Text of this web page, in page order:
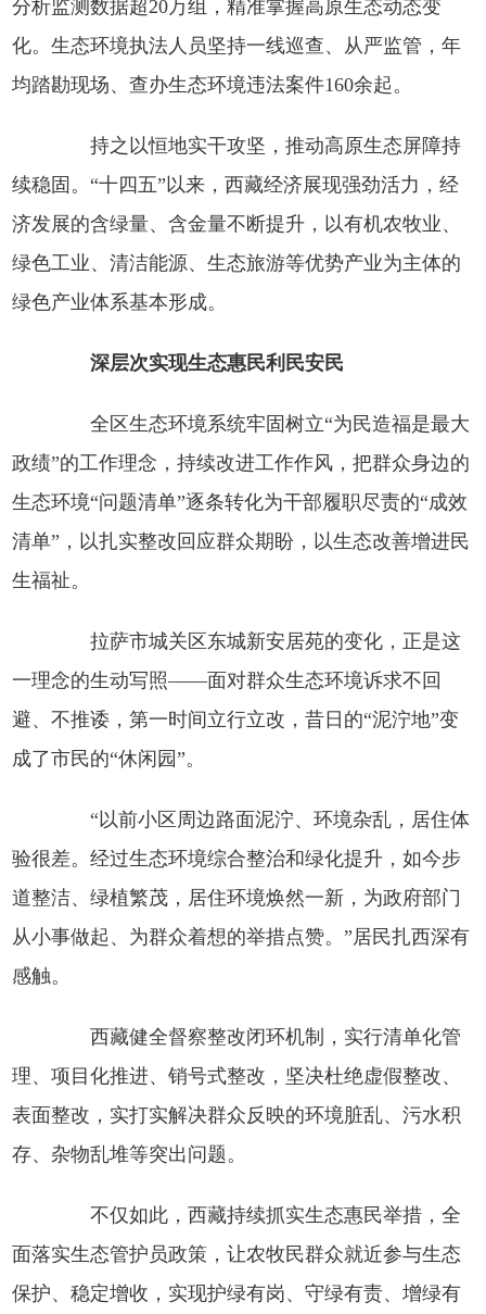
分析监测数据超20万组，精准掌握高原生态动态变
化。生态环境执法人员坚持一线巡查、从严监管，年
均踏勘现场、查办生态环境违法案件160余起。
持之以恒地实干攻坚，推动高原生态屏障持
续稳固。“十四五”以来，西藏经济展现强劲活力，经
济发展的含绿量、含金量不断提升，以有机农牧业、
绿色工业、清洁能源、生态旅游等优势产业为主体的
绿色产业体系基本形成。
深层次实现生态惠民利民安民
全区生态环境系统牢固树立“为民造福是最大
政绩”的工作理念，持续改进工作作风，把群众身边的
生态环境“问题清单”逐条转化为干部履职尽责的“成效
清单”，以扎实整改回应群众期盼，以生态改善增进民
生福祉。
拉萨市城关区东城新安居苑的变化，正是这
一理念的生动写照——面对群众生态环境诉求不回
避、不推诿，第一时间立行立改，昔日的“泥泞地”变
成了市民的“休闲园”。
“以前小区周边路面泥泞、环境杂乱，居住体
验很差。经过生态环境综合整治和绿化提升，如今步
道整洁、绿植繁茂，居住环境焕然一新，为政府部门
从小事做起、为群众着想的举措点赞。”居民扎西深有
感触。
西藏健全督察整改闭环机制，实行清单化管
理、项目化推进、销号式整改，坚决杜绝虚假整改、
表面整改，实打实解决群众反映的环境脏乱、污水积
存、杂物乱堆等突出问题。
不仅如此，西藏持续抓实生态惠民举措，全
面落实生态管护员政策，让农牧民群众就近参与生态
保护、稳定增收，实现护绿有岗、守绿有责、增绿有